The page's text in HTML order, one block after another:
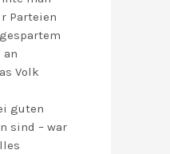
Parteien
an
Volk
guten
sind – war